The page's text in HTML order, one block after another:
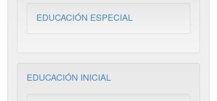
EDUCACIÓN ESPECIAL
EDUCACIÓN INICIAL